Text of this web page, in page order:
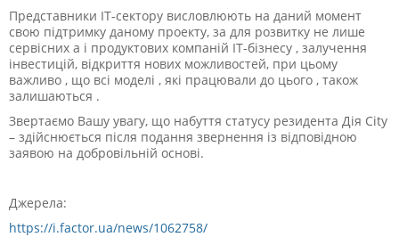
Представники ІТ-сектору висловлюють на даний момент
свою підтримку даному проекту, за для розвитку не лише
сервісних а і продуктових компаній ІТ-бізнесу , залучення
інвестицій, відкриття нових можливостей, при цьому
важливо , що всі моделі , які працювали до цього , також
залишаються .
Звертаємо Вашу увагу, що набуття статусу резидента Дія City
– здійснюється після подання звернення із відповідною
заявою на добровільній основі.
Джерела:
https://i.factor.ua/news/1062758/